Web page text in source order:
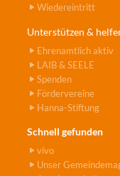
Wiedereintritt
Unterstützen &
Ehrenamtlich aktiv
LAIB & SEELE
Spenden
Fördervereine
Hanna-Stiftung
Schnell gefunden
vivo
Unser